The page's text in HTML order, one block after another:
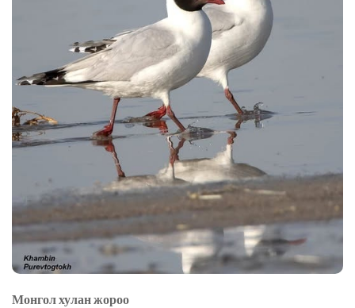
Монгол хулан жороо